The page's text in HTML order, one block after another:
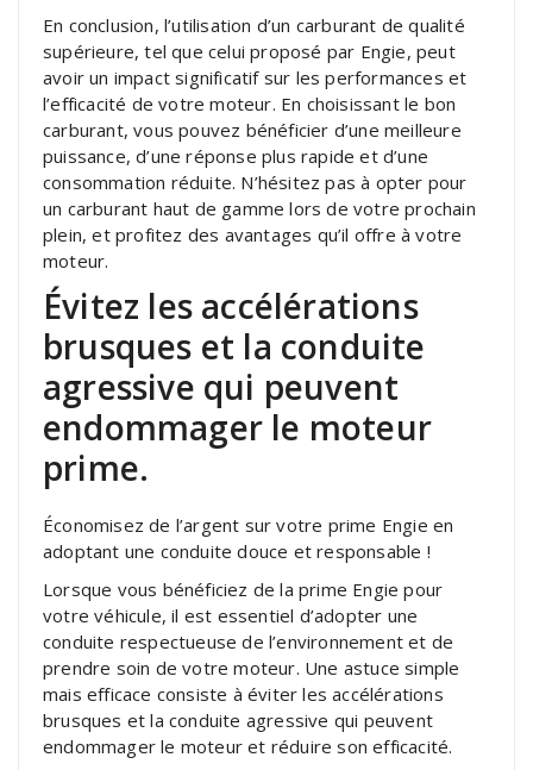
En conclusion, l’utilisation d’un carburant de qualité
supérieure, tel que celui proposé par Engie, peut
avoir un impact significatif sur les performances et
l’efficacité de votre moteur. En choisissant le bon
carburant, vous pouvez bénéficier d’une meilleure
puissance, d’une réponse plus rapide et d’une
consommation réduite. N’hésitez pas à opter pour
un carburant haut de gamme lors de votre prochain
plein, et profitez des avantages qu’il offre à votre
moteur.
Évitez les accélérations
brusques et la conduite
agressive qui peuvent
endommager le moteur
prime.
Économisez de l’argent sur votre prime Engie en
adoptant une conduite douce et responsable !
Lorsque vous bénéficiez de la prime Engie pour
votre véhicule, il est essentiel d’adopter une
conduite respectueuse de l’environnement et de
prendre soin de votre moteur. Une astuce simple
mais efficace consiste à éviter les accélérations
brusques et la conduite agressive qui peuvent
endommager le moteur et réduire son efficacité.